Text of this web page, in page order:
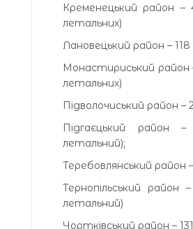
Кременецький район
летальних)
Лановецький район –
Монастириський район
летальних)
Підволочиський район –
Підгаєцький
летальний);
Теребовлянський район
Тернопільський район
летальний)
Чортківський район –